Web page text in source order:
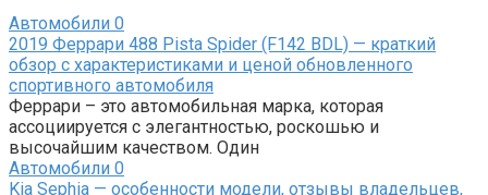
Автомобили 0
2019 Феррари 488 Pista Spider (F142 BDL) — краткий
обзор с характеристиками и ценой обновленного
спортивного автомобиля
Феррари – это автомобильная марка, которая
ассоциируется с элегантностью, роскошью и
высочайшим качеством. Один
Автомобили 0
Kia Sephia — особенности модели, отзывы владельцев,